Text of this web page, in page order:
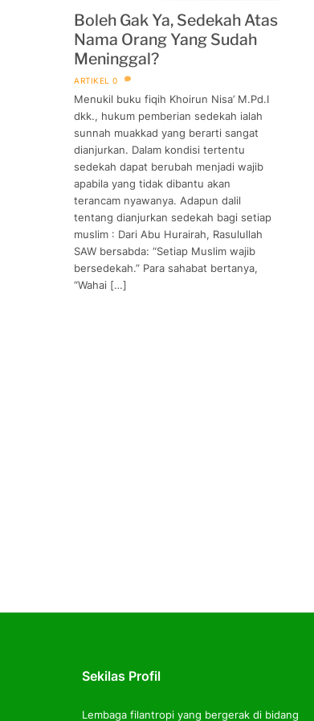
Boleh Gak Ya, Sedekah Atas
Nama Orang Yang Sudah
Meninggal?
ARTIKEL 0
Menukil buku fiqih Khoirun Nisa’ M.Pd.I
dkk., hukum pemberian sedekah ialah
sunnah muakkad yang berarti sangat
dianjurkan. Dalam kondisi tertentu
sedekah dapat berubah menjadi wajib
apabila yang tidak dibantu akan
terancam nyawanya. Adapun dalil
tentang dianjurkan sedekah bagi setiap
muslim : Dari Abu Hurairah, Rasulullah
SAW bersabda: “Setiap Muslim wajib
bersedekah.” Para sahabat bertanya,
“Wahai […]
Sekilas Profil
Lembaga filantropi yang bergerak di bidang